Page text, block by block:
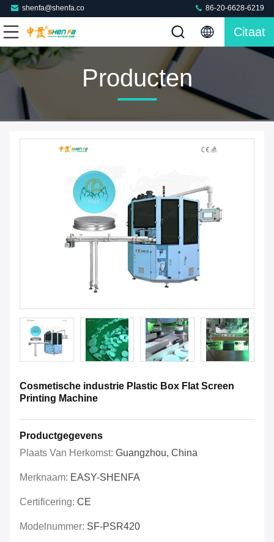
shenfa@shenfa.co 86-20-6628-6219
Citaat
Producten
Cosmetische industrie Plastic Box Flat Screen
Printing Machine
Productgegevens
Plaats Van Herkomst: Guangzhou, China
Merknaam: EASY-SHENFA
Certificering: CE
Modelnummer: SF-PSR420